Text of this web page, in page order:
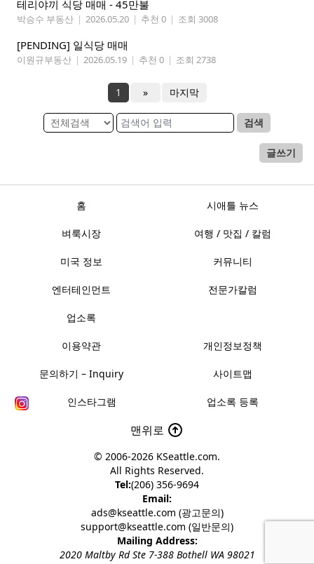
테리야끼 식당 매매 - 45만불
박승수 부동산 | 2026.05.20 | 추천 0 | 조회 3008
[PENDING] 일식당 매매
이원규부동산 | 2026.05.19 | 추천 0 | 조회 2738
1 » 마지막
검색
글쓰기
홈 시애틀 뉴스
벼룩시장 여행 / 맛집 / 칼럼
미국 정보 커뮤니티
엔터테인먼트 전문가칼럼
업소록
이용약관 개인정보정책
문의하기 – Inquiry 사이트맵
인스타그램 업소록 등록
맨위로
© 2006-2026 KSeattle.com.
All Rights Reserved.
Tel:(206) 356-9694
Email:
ads@kseattle.com (광고문의)
support@kseattle.com (일반문의)
Mailing Address:
2020 Maltby Rd Ste 7-388 Bothell WA 98021